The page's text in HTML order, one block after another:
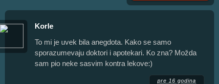
Korle
To mi je uvek bila anegdota. Kako se samo
sporazumevaju doktori i apotekari. Ko zna? Možda
sam pio neke sasvim kontra lekove:)
pre 16 godina